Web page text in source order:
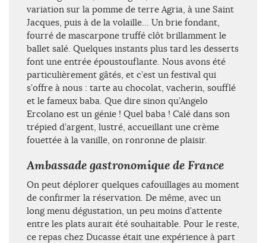
variation sur la pomme de terre Agria, à une Saint
Jacques, puis à de la volaille… Un brie fondant,
fourré de mascarpone truffé clôt brillamment le
ballet salé. Quelques instants plus tard les desserts
font une entrée époustouflante. Nous avons été
particulièrement gâtés, et c’est un festival qui
s’offre à nous : tarte au chocolat, vacherin, soufflé
et le fameux baba. Que dire sinon qu’Angelo
Ercolano est un génie ! Quel baba ! Calé dans son
trépied d’argent, lustré, accueillant une crème
fouettée à la vanille, on ronronne de plaisir.
Ambassade gastronomique de France
On peut déplorer quelques cafouillages au moment
de confirmer la réservation. De même, avec un
long menu dégustation, un peu moins d’attente
entre les plats aurait été souhaitable. Pour le reste,
ce repas chez Ducasse était une expérience à part